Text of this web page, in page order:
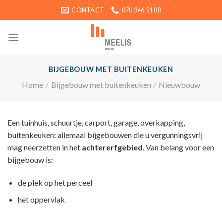
naar
CONTACT 070 346 51 00
BIJGEBOUW MET BUITENKEUKEN
Home / Bijgebouw met buitenkeuken / Nieuwbouw
Een tuinhuis, schuurtje, carport, garage, overkapping,
buitenkeuken: allemaal bijgebouwen die u vergunningsvrij
mag neerzetten in het achtererfgebied. Van belang voor een
bijgebouw is:
de plek op het perceel
het oppervlak